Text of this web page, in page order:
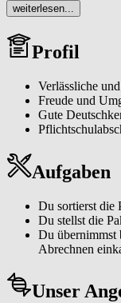
Als
Laufen. Du bringst
Freude. Und sich
Job erst mal
weiterlesen...
Profil
Verlässliche
Freude und
Gute
Aufgaben
Du sortierst die
Du stellst die
Du übernimmst
Abrechnen
Unser